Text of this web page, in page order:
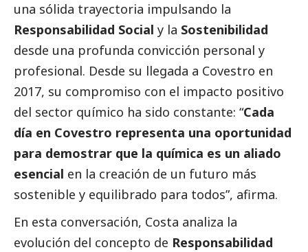
una sólida trayectoria impulsando la
Responsabilidad Social y la Sostenibilidad
desde una profunda convicción personal y
profesional. Desde su llegada a Covestro en
2017, su compromiso con el impacto positivo
del sector químico ha sido constante: “Cada
día en Covestro representa una oportunidad
para demostrar que la química es un aliado
esencial en la creación de un futuro más
sostenible y equilibrado para todos”, afirma.
En esta conversación, Costa analiza la
evolución del concepto de Responsabilidad